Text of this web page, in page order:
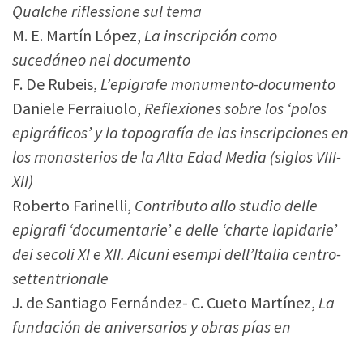
Qualche riflessione sul tema
M. E. Martín López, La inscripción como
sucedáneo nel documento
F. De Rubeis, L’epigrafe monumento-documento
Daniele Ferraiuolo, Reflexiones sobre los ‘polos
epigráficos’ y la topografía de las inscripciones en
los monasterios de la Alta Edad Media (siglos VIII-
XII)
Roberto Farinelli, Contributo allo studio delle
epigrafi ‘documentarie’ e delle ‘charte lapidarie’
dei secoli XI e XII. Alcuni esempi dell’Italia centro-
settentrionale
J. de Santiago Fernández- C. Cueto Martínez, La
fundación de aniversarios y obras pías en